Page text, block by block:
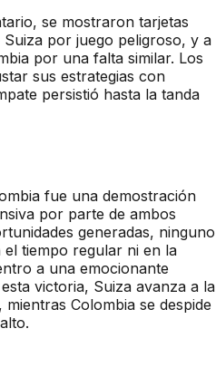
se mostraron tarjetas
por juego peligroso, y a
por una falta similar. Los
sus estrategias con
persistió hasta la tanda
fue una demostración
por parte de ambos
generadas, ninguno
tiempo regular ni en la
a una emocionante
victoria, Suiza avanza a la
Colombia se despide